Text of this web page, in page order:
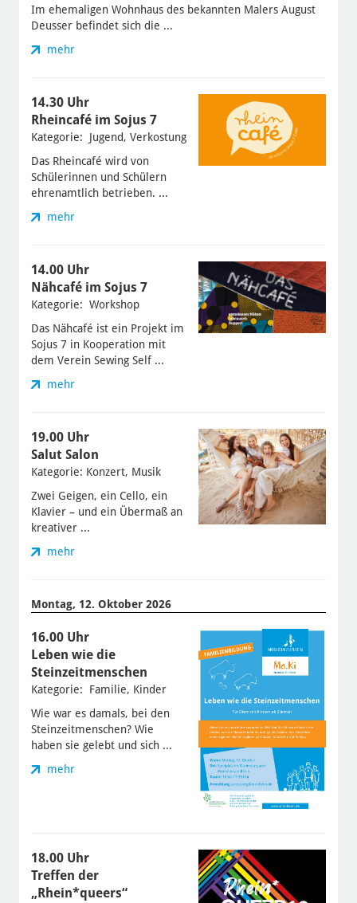
Im ehemaligen Wohnhaus des bekannten Malers August
Deusser befindet sich die ...
mehr
14.30 Uhr
Rheincafé im Sojus 7
Kategorie: Jugend, Verkostung
Das Rheincafé wird von
Schülerinnen und Schülern
ehrenamtlich betrieben. ...
mehr
14.00 Uhr
Nähcafé im Sojus 7
Kategorie: Workshop
Das Nähcafé ist ein Projekt im
Sojus 7 in Kooperation mit
dem Verein Sewing Self ...
mehr
19.00 Uhr
Salut Salon
Kategorie: Konzert, Musik
Zwei Geigen, ein Cello, ein
Klavier – und ein Übermaß an
kreativer ...
mehr
Montag, 12. Oktober 2026
16.00 Uhr
Leben wie die
Steinzeitmenschen
Kategorie: Familie, Kinder
Wie war es damals, bei den
Steinzeitmenschen? Wie
haben sie gelebt und sich ...
mehr
18.00 Uhr
Treffen der
„Rhein*queers“